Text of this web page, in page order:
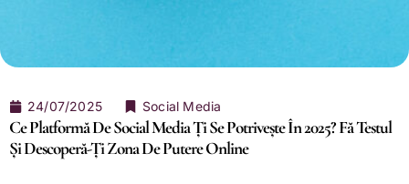
24/07/2025 Social Media
Ce Platformă De Social Media Ți Se Potrivește În 2025? Fă Testul
Și Descoperă-Ți Zona De Putere Online